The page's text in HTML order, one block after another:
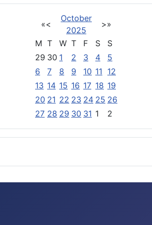
«<
October
2025
>»
M T W T F S
S
29 30 1 2 3 4
5
6
7 8 9 10 11 12
13 14 15 16 17 18 19
20 21 22 23 24 25 26
27 28 29 30 31 1 2